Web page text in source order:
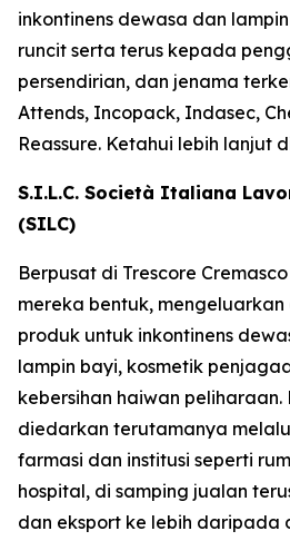
inkontinens dewasa dan
runcit serta terus kepada
persendirian, dan jenama
Attends, Incopack, Indasec,
Reassure. Ketahui lebih lanjut
S.I.L.C. Società Italiana
(SILC)
Berpusat di Trescore
mereka bentuk,
produk untuk inkontinens
lampin bayi, kosmetik
kebersihan haiwan
diedarkan terutamanya
farmasi dan institusi seperti
hospital, di samping jualan
dan eksport ke lebih daripada